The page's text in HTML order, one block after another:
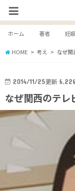
ホーム 著者 妊
HOME 考え なぜ関
2014/11/25更新 6,226
なぜ関西のテレ